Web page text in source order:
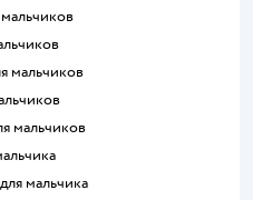
мальчиков
мальчиков
мальчика